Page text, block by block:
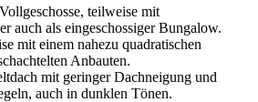
teilweise mit
auch als eingeschossiger Bungalow.
mit einem nahezu quadratischen
Anbauten.
mit geringer Dachneigung und
auch in dunklen Tönen.